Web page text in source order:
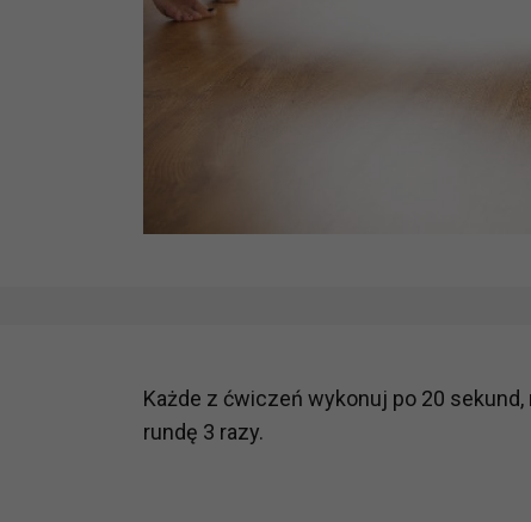
Każde z ćwiczeń wykonuj po 20
rundę 3 razy.